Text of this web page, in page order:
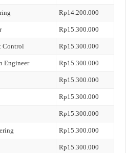
Rp14.200.000
Rp15.300.000
Control Rp15.300.000
Engineer Rp15.300.000
Rp15.300.000
Rp15.300.000
Rp15.300.000
Rp15.300.000
Rp15.300.000